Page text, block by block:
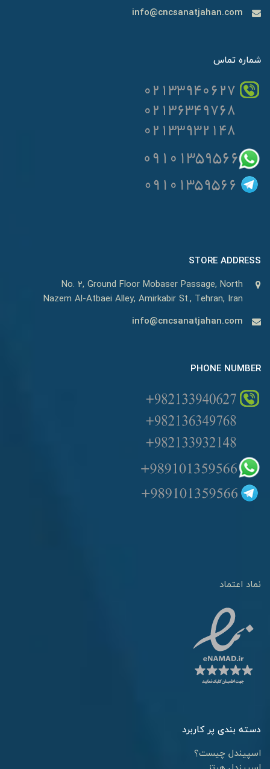
info@cncsanatjahan.com
شماره تماس
STORE ADDRESS
No. 2, Ground Floor Mobaser Passage, North
Nazem Al-Atbaei Alley, Amirkabir St., Tehran, Iran
info@cncsanatjahan.com
PHONE NUMBER
نماد اعتماد
دسته بندی پر کاربرد
اسپیندل چیست؟